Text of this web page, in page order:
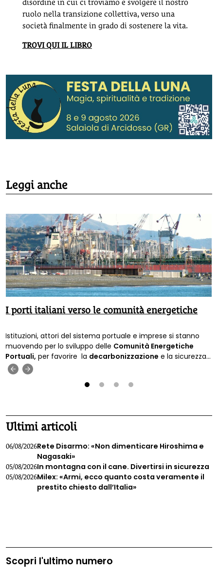
disordine in cui ci troviamo e svolgere il nostro
ruolo nella transizione collettiva, verso una
società finalmente in grado di sostenere la vita.
TROVI QUI IL LIBRO
Leggi anche
I porti italiani verso le comunità energetiche
Istituzioni, attori del sistema portuale e imprese si stanno
muovendo per lo sviluppo delle Comunità Energetiche
Portuali, per favorire la decarbonizzazione e la sicurezza
energetica.
Ultimi articoli
06/08/2026Rete Disarmo: «Non dimenticare Hiroshima e
Nagasaki»
05/08/2026In montagna con il cane. Divertirsi in sicurezza
05/08/2026Milex: «Armi, ecco quanto costa veramente il
prestito chiesto dall’Italia»
Scopri l'ultimo numero